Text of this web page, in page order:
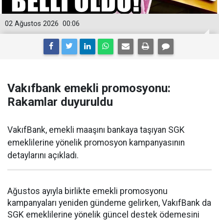
00:06
02 Ağustos 2026
Vakıfbank emekli promosyonu:
Rakamlar duyuruldu
VakıfBank, emekli maaşını bankaya taşıyan SGK
emeklilerine yönelik promosyon kampanyasının
detaylarını açıkladı.
Ağustos ayıyla birlikte emekli promosyonu
kampanyaları yeniden gündeme gelirken, VakıfBank da
SGK emeklilerine yönelik güncel destek ödemesini